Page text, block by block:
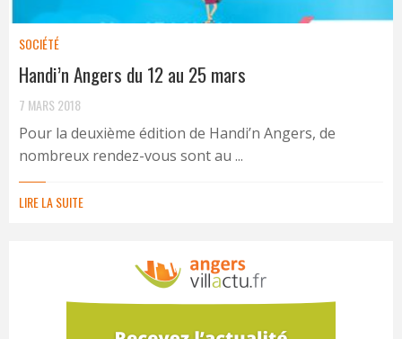
SOCIÉTÉ
Handi’n Angers du 12 au 25 mars
7 MARS 2018
Pour la deuxième édition de Handi’n Angers, de
nombreux rendez-vous sont au ...
LIRE LA SUITE